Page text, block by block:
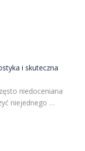
i skuteczna
niedoceniana
niejednego …